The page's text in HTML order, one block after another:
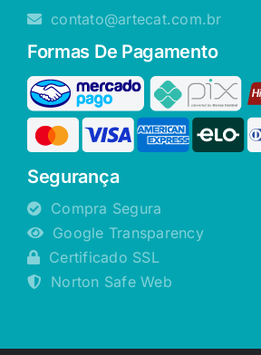
contato@artecat.com.br
Formas De Pagamento
Segurança
Compra Segura
Google Transparency
Certificado SSL
Norton Safe Web